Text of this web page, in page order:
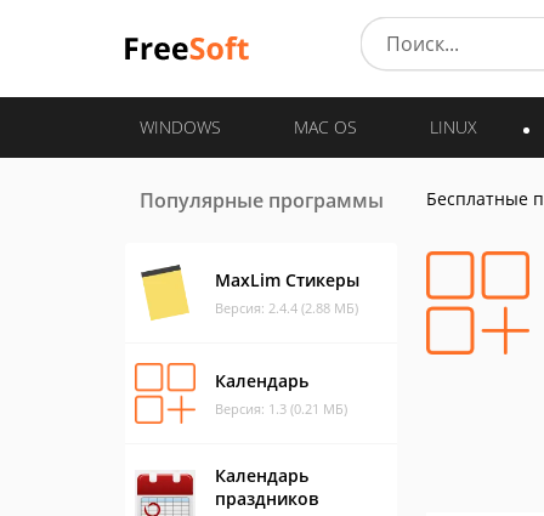
WINDOWS MAC OS LINUX
Популярные программы
MaxLim Стикеры
Версия: 2.4.4 (2.88 МБ)
Календарь
Версия: 1.3 (0.21 МБ)
Календарь
праздников
Бесплатные